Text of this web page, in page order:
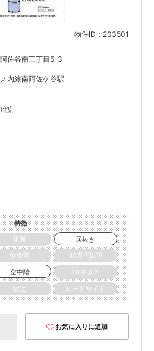
物件ID：203501
佐谷南三丁目5-3
内線南阿佐ケ谷駅
他)
特徴
更新
居抜き
飲食可
30万円以下
空中階
20坪以下
駅近 ロードサイド
お気に入りに追加